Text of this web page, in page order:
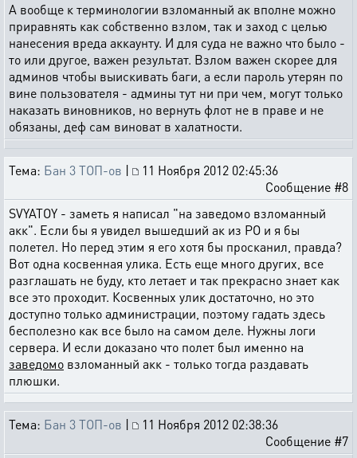
А вообще к терминологии взломанный ак вполне можно
приравнять как собственно взлом, так и заход с целью
нанесения вреда аккаунту. И для суда не важно что было -
то или другое, важен результат. Взлом важен скорее для
админов чтобы выискивать баги, а если пароль утерян по
вине пользователя - админы тут ни при чем, могут только
наказать виновников, но вернуть флот не в праве и не
обязаны, деф сам виноват в халатности.
Тема: Бан 3 ТОП-ов |
11 Ноября 2012 02:45:36
Сообщение #8
SVYATOY - заметь я написал "на заведомо взломанный
акк". Если бы я увидел вышедший ак из РО и я бы
полетел. Но перед этим я его хотя бы просканил, правда?
Вот одна косвенная улика. Есть еще много других, все
разглашать не буду, кто летает и так прекрасно знает как
все это проходит. Косвенных улик достаточно, но это
доступно только администрации, поэтому гадать здесь
бесполезно как все было на самом деле. Нужны логи
сервера. И если доказано что полет был именно на
заведомо взломанный акк - только тогда раздавать
плюшки.
Тема: Бан 3 ТОП-ов |
11 Ноября 2012 02:38:36
Сообщение #7